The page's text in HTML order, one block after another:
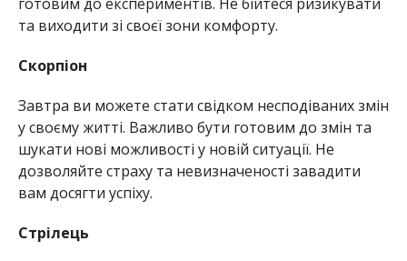
та виходити зі своєї зони комфорту.
Скорпіон
Завтра ви можете стати свідком несподіваних змін
у своєму житті. Важливо бути готовим до змін та
шукати нові можливості у новій ситуації. Не
дозволяйте страху та невизначеності завадити
вам досягти успіху.
Стрілець